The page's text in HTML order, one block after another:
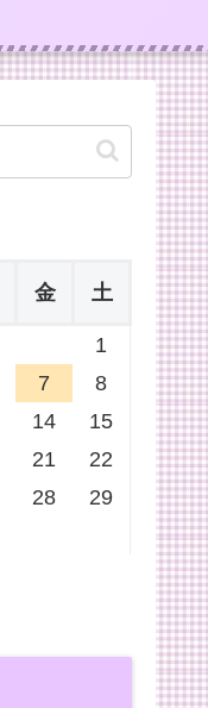
金 土
1
7
8
14
15
21
22
28
29